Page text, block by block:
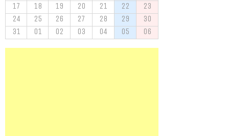
17
18 19 20 21 22
23
24
25 26 27 28 29
30
31
01 02 03 04 05 06